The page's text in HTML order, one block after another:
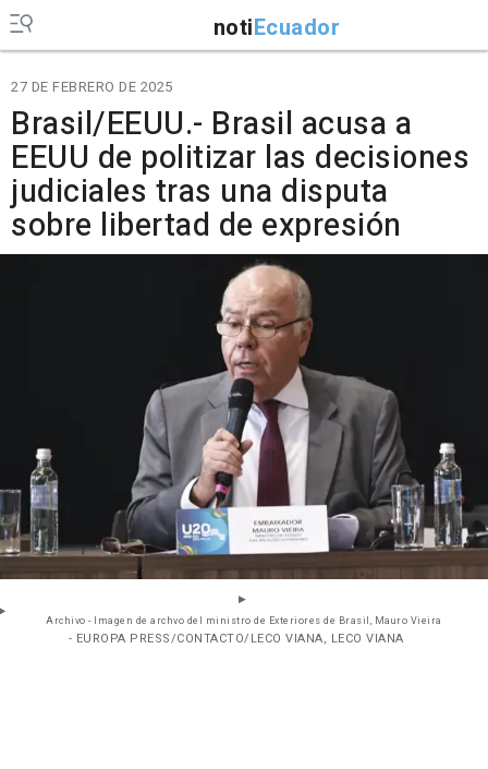
notiEcuador
27 DE FEBRERO DE 2025
Brasil/EEUU.- Brasil acusa a
EEUU de politizar las decisiones
judiciales tras una disputa
sobre libertad de expresión
Archivo - Imagen de archvo del ministro de Exteriores de Brasil, Mauro Vieira
- EUROPA PRESS/CONTACTO/LECO VIANA, LECO VIANA